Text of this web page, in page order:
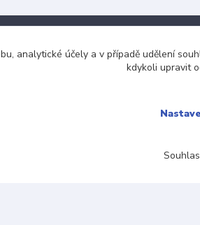
Menu
analytické účely a v případě udělení
kdykoli upravit